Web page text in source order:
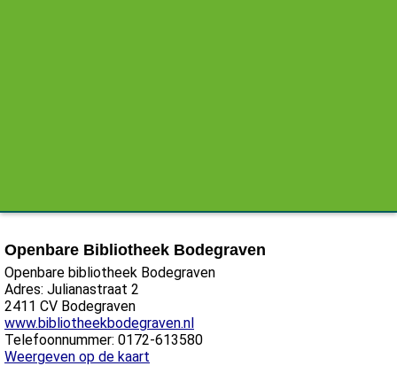
Openbare Bibliotheek Bodegraven
Openbare bibliotheek Bodegraven
Adres: Julianastraat 2
2411 CV Bodegraven
www.bibliotheekbodegraven.nl
Telefoonnummer: 0172-613580
Weergeven op de kaart